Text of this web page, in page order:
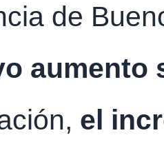
de
aumento
el